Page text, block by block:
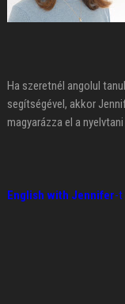
Ha szeretnél angolul
segítségével, akkor
magyarázza el a
English with Jennifer-t